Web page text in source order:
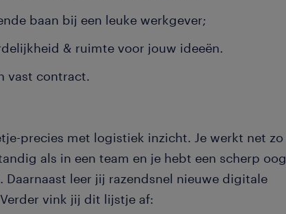
baan bij een leuke werkgever;
& ruimte voor jouw ideeën.
vast contract.
precies met logistiek inzicht. Je werkt net zo
als in een team en je hebt een scherp oog
Daarnaast leer jij razendsnel nieuwe digitale
vink jij dit lijstje af: